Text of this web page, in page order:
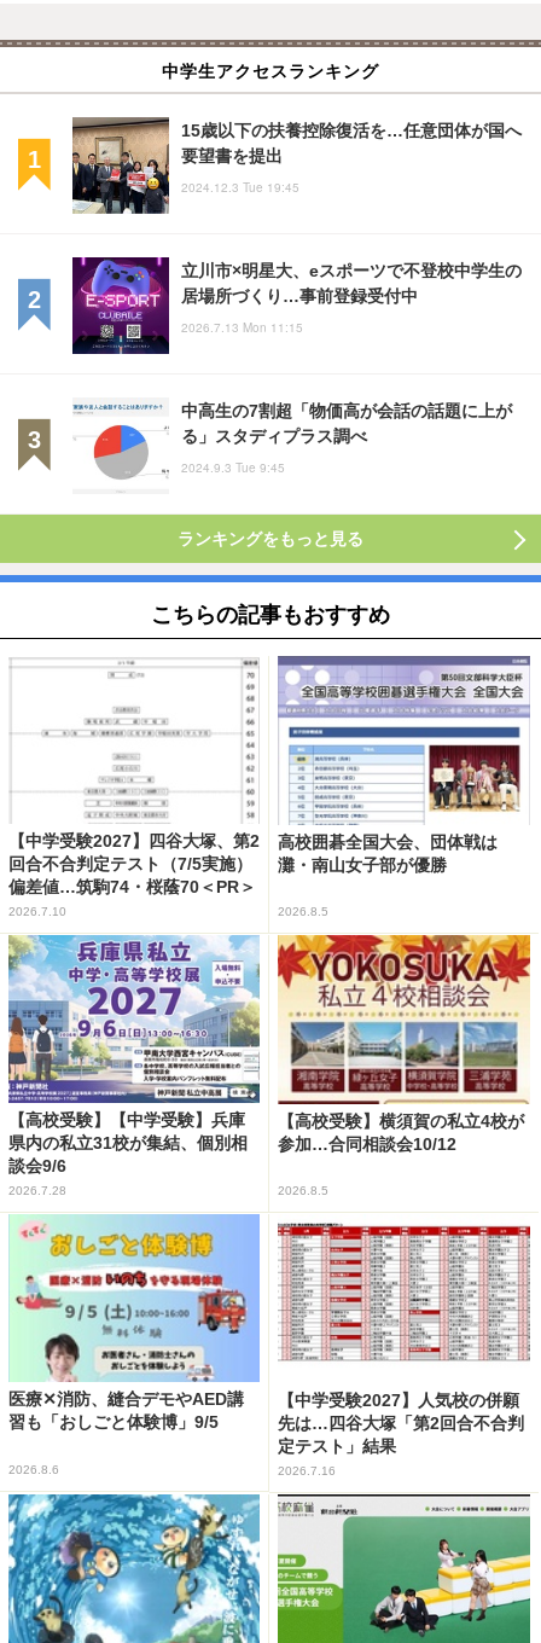
中学生アクセスランキング
15歳以下の扶養控除復活を…任意団体が国へ
要望書を提出
2024.12.3 Tue 19:45
立川市×明星大、eスポーツで不登校中学生の
居場所づくり…事前登録受付中
2026.7.13 Mon 11:15
中高生の7割超「物価高が会話の話題に上が
る」スタディプラス調べ
2024.9.3 Tue 9:45
ランキングをもっと見る
こちらの記事もおすすめ
【中学受験2027】四谷大塚、第2
回合不合判定テスト（7/5実施）
偏差値…筑駒74・桜蔭70＜PR＞
2026.7.10
高校囲碁全国大会、団体戦は
灘・南山女子部が優勝
2026.8.5
【高校受験】【中学受験】兵庫
県内の私立31校が集結、個別相
談会9/6
2026.7.28
【高校受験】横須賀の私立4校が
参加…合同相談会10/12
2026.8.5
医療✕消防、縫合デモやAED講
習も「おしごと体験博」9/5
2026.8.6
【中学受験2027】人気校の併願
先は…四谷大塚「第2回合不合判
定テスト」結果
2026.7.16